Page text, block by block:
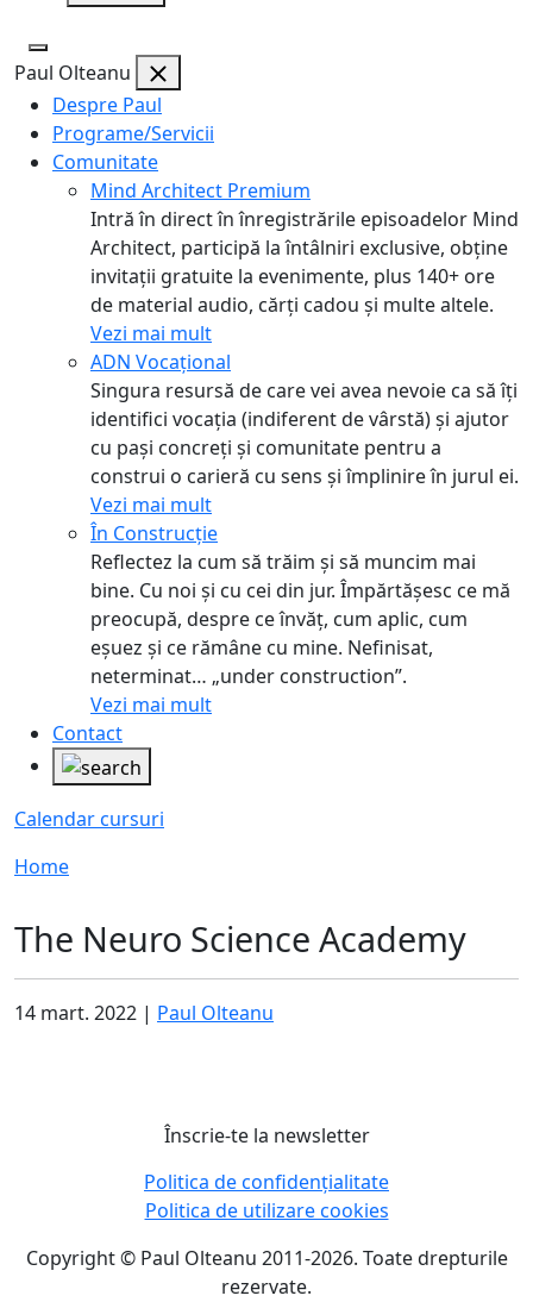
Paul Olteanu
Despre Paul
Programe/Servicii
Comunitate
Mind Architect Premium
Intră în direct în înregistrările episoadelor Mind
Architect, participă la întâlniri exclusive, obține
invitații gratuite la evenimente, plus 140+ ore
de material audio, cărți cadou și multe altele.
Vezi mai mult
ADN Vocațional
Singura resursă de care vei avea nevoie ca să îți
identifici vocația (indiferent de vârstă) și ajutor
cu pași concreți și comunitate pentru a
construi o carieră cu sens și împlinire în jurul ei.
Vezi mai mult
În Construcție
Reflectez la cum să trăim și să muncim mai
bine. Cu noi și cu cei din jur. Împărtășesc ce mă
preocupă, despre ce învăț, cum aplic, cum
eșuez și ce rămâne cu mine. Nefinisat,
neterminat… „under construction”.
Vezi mai mult
Contact
Calendar cursuri
Home
The Neuro Science Academy
14 mart. 2022 | Paul Olteanu
Înscrie-te la newsletter
Politica de confidențialitate
Politica de utilizare cookies
Copyright © Paul Olteanu 2011-2026. Toate drepturile
rezervate.